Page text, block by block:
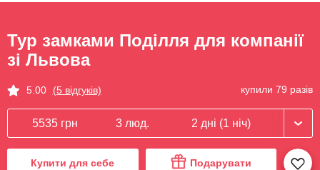
Тур замками Поділля для компанії
зі Львова
5.00 (5 відгуків) купили 79 разів
5535 грн 3 люд. 2 дні (1 ніч)
Купити для себе Подарувати